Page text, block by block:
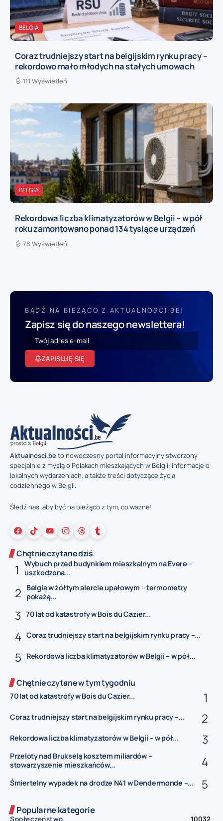
BELGIA
Coraz trudniejszy start na belgijskim rynku pracy –
rekordowo mało młodych na stałych umowach
111 Wyświetleń
BELGIA
Rekordowa liczba klimatyzatorów w Belgii – w pół
roku zamontowano ponad 134 tysiące urządzeń
78 Wyświetleń
BĄDŹ NA BIEŻĄCO Z AKTUALNOSCI.BE!
Zapisz się do naszego newslettera!
ZAPISUJĘ SIĘ
Aktualnosci.beto nowoczesny portal informacyjny stworzony
specjalnie z myślą o Polakach mieszkających w Belgii: informacje o
lokalnych wydarzeniach, a także treści dotyczące życia
codziennego w Belgii.
Śledź nas, aby być na bieżąco z tym, co ważne!
Chętnie czytane dziś
Wybuch przed budynkiem mieszkalnym na Evere –
uszkodzona...
Belgia w żółtym alercie upałowym – termometry
pokażą...
70 lat od katastrofy w Bois du Cazier...
Coraz trudniejszy start na belgijskim rynku pracy –...
Rekordowa liczba klimatyzatorów w Belgii – w pół...
Chętnie czytane w tym tygodniu
70 lat od katastrofy w Bois du Cazier...
Coraz trudniejszy start na belgijskim rynku pracy –...
Rekordowa liczba klimatyzatorów w Belgii – w pół...
Przeloty nad Brukselą kosztem miliardów –
stowarzyszenie mieszkańców...
Śmiertelny wypadek na drodze N41 w Dendermonde –...
Popularne kategorie
Społeczeństwo 10032